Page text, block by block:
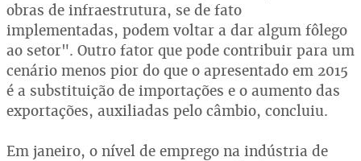
obras de infraestrutura, se de fato
implementadas, podem voltar a dar algum fôlego
ao setor". Outro fator que pode contribuir para um
cenário menos pior do que o apresentado em 2015
é a substituição de importações e o aumento das
exportações, auxiliadas pelo câmbio, concluiu.
Em janeiro, o nível de emprego na indústria de